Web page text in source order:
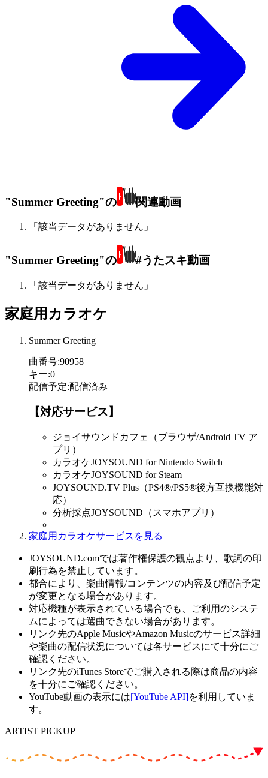
"Summer Greeting"の 関連動画
「該当データがありません」
"Summer Greeting"の #うたスキ動画
「該当データがありません」
家庭用カラオケ
Summer Greeting
曲番号:90958
キー:0
配信予定:配信済み
【対応サービス】
ジョイサウンドカフェ（ブラウザ/Android TV ア
プリ）
カラオケJOYSOUND for Nintendo Switch
カラオケJOYSOUND for Steam
JOYSOUND.TV Plus（PS4®/PS5®後方互換機能対
応）
分析採点JOYSOUND（スマホアプリ）
家庭用カラオケサービスを見る
JOYSOUND.comでは著作権保護の観点より、歌詞の印
刷行為を禁止しています。
都合により、楽曲情報/コンテンツの内容及び配信予定
が変更となる場合があります。
対応機種が表示されている場合でも、ご利用のシステ
ムによっては選曲できない場合があります。
リンク先のApple MusicやAmazon Musicのサービス詳細
や楽曲の配信状況については各サービスにて十分にご
確認ください。
リンク先のiTunes Storeでご購入される際は商品の内容
を十分にご確認ください。
YouTube動画の表示には[YouTube API]を利用していま
す。
ARTIST PICKUP